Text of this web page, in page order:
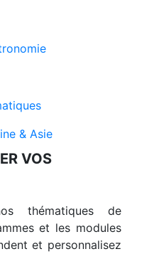
& Asie
VOS
thématiques de
et les modules
et personnalisez